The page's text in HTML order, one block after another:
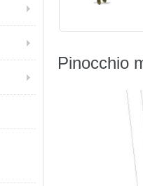
Pinocchio